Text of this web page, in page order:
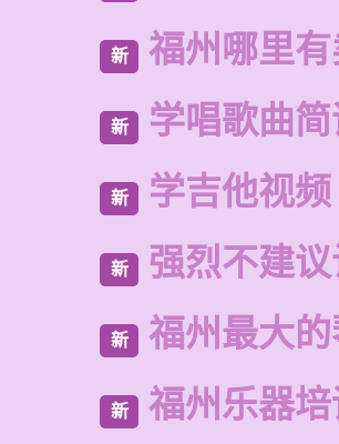
新 福州哪里
新 学唱歌曲
新 学吉他视
新 强烈不建
新 福州最大
新 福州乐器